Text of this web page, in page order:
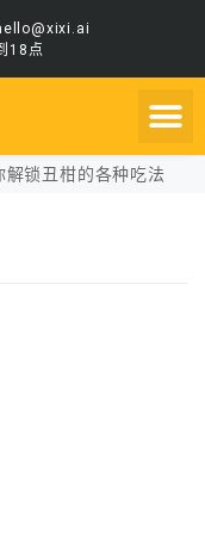
18点
解锁丑柑的各种吃法